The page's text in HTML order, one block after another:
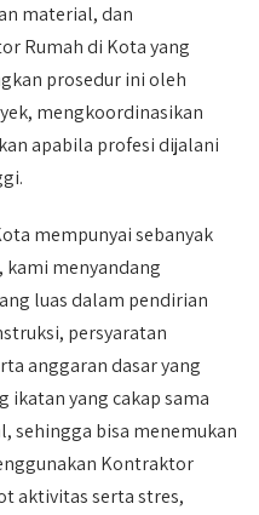
material, dan
Rumah di Kota yang
prosedur ini oleh
mengkoordinasikan
apabila profesi dijalani
mempunyai sebanyak
kami menyandang
luas dalam pendirian
persyaratan
anggaran dasar yang
ikatan yang cakap sama
sehingga bisa menemukan
Kontraktor
aktivitas serta stres,